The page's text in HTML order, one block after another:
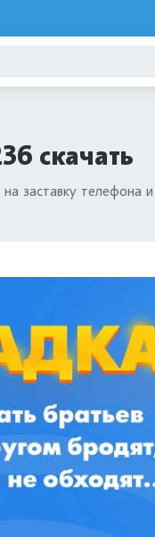
скачать
на заставку телефона